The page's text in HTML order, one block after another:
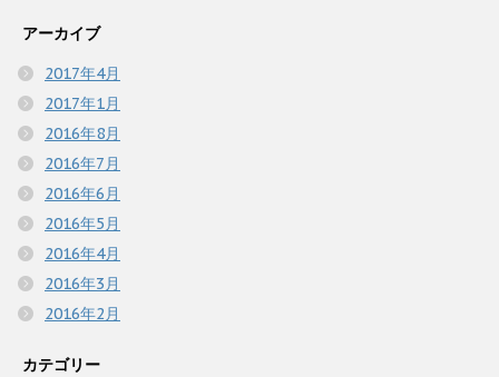
アーカイブ
2017年4月
2017年1月
2016年8月
2016年7月
2016年6月
2016年5月
2016年4月
2016年3月
2016年2月
カテゴリー